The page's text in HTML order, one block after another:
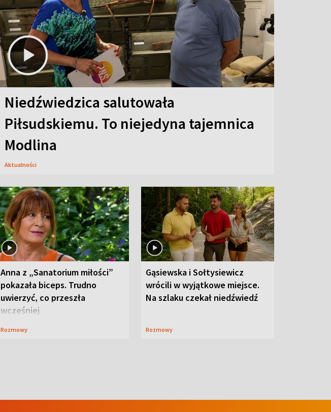
Niedźwiedzica salutowała
Piłsudskiemu. To niejedyna tajemnica
Modlina
Aktualności
Anna z „Sanatorium miłości”
pokazała biceps. Trudno
uwierzyć, co przeszła
wcześniej
Rozmowy
Gąsiewska i Sołtysiewicz
wrócili w wyjątkowe miejsce.
Na szlaku czekał niedźwiedź
Rozmowy